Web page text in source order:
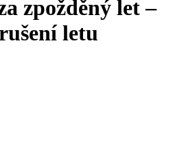
zpožděný let –
letu